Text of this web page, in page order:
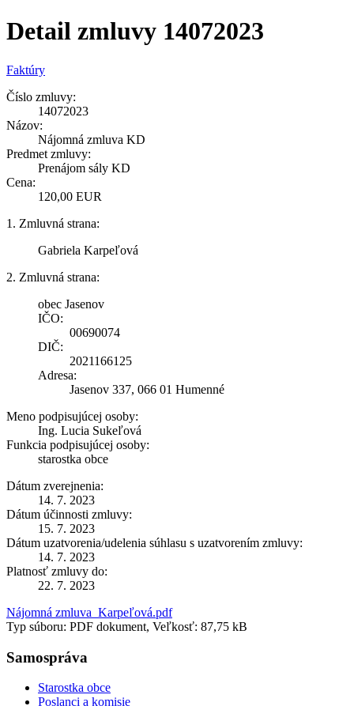
Detail zmluvy 14072023
Faktúry
Číslo zmluvy:
14072023
Názov:
Nájomná zmluva KD
Predmet zmluvy:
Prenájom sály KD
Cena:
120,00 EUR
1. Zmluvná strana:
Gabriela Karpeľová
2. Zmluvná strana:
obec Jasenov
IČO:
00690074
DIČ:
2021166125
Adresa:
Jasenov 337, 066 01 Humenné
Meno podpisujúcej osoby:
Ing. Lucia Sukeľová
Funkcia podpisujúcej osoby:
starostka obce
Dátum zverejnenia:
14. 7. 2023
Dátum účinnosti zmluvy:
15. 7. 2023
Dátum uzatvorenia/udelenia súhlasu s uzatvorením zmluvy:
14. 7. 2023
Platnosť zmluvy do:
22. 7. 2023
Nájomná zmluva_Karpeľová.pdf
Typ súboru: PDF dokument, Veľkosť: 87,75 kB
Samospráva
Starostka obce
Poslanci a komisie